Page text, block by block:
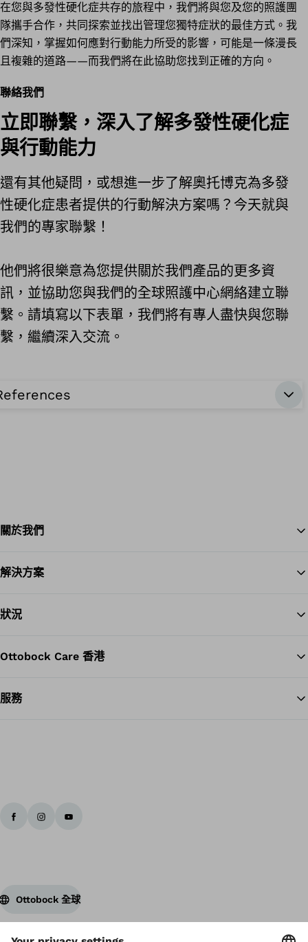
在您與多發性硬化症共存的旅程中，我們將與您及您的照護團
隊攜手合作，共同探索並找出管理您獨特症狀的最佳方式。我
們深知，掌握如何應對行動能力所受的影響，可能是一條漫長
且複雜的道路——而我們將在此協助您找到正確的方向。
聯絡我們
立即聯繫，深入了解多發性硬化症
與行動能力
還有其他疑問，或想進一步了解奧托博克為多發
性硬化症患者提供的行動解決方案嗎？今天就與
我們的專家聯繫！
他們將很樂意為您提供關於我們產品的更多資
訊，並協助您與我們的全球照護中心網絡建立聯
繫。請填寫以下表單，我們將有專人盡快與您聯
繫，繼續深入交流。
關於我們
解決方案
狀況
Ottobock Care 香港
服務
Ottobock 全球